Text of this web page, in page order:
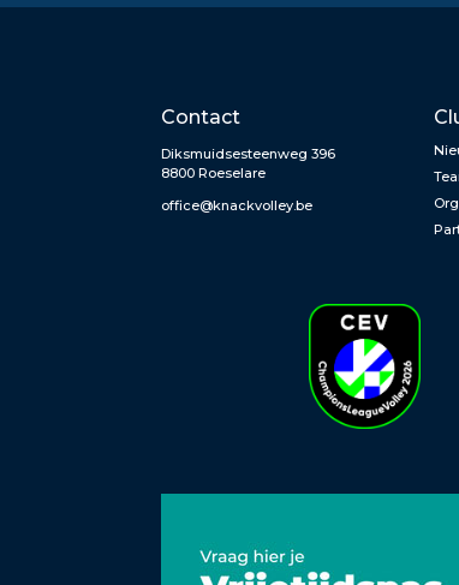
Contact
Diksmuidsesteenweg 396
8800 Roeselare
office@knackvolley.be